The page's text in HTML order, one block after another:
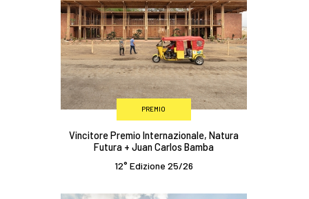
PREMIO
Vincitore Premio Internazionale, Natura
Futura + Juan Carlos Bamba
12° Edizione 25/26